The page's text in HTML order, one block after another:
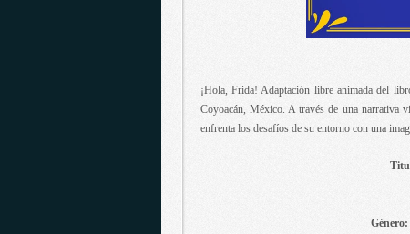
¡Hola, Frida! Adaptación libre animada del
Coyoacán, México. A través de una narrativa
enfrenta los desafíos de su entorno con una
Género: